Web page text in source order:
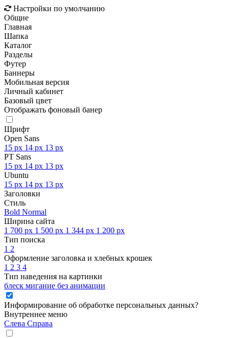
Настройки по умолчанию
Общие
Главная
Шапка
Каталог
Разделы
Футер
Баннеры
Мобильная версия
Личный кабинет
Базовый цвет
Отображать фоновый банер
Шрифт
Open Sans
15 px 14 px 13 px
PT Sans
15 px 14 px 13 px
Ubuntu
15 px 14 px 13 px
Заголовки
Стиль
Bold Normal
Ширина сайта
1 700 px 1 500 px 1 344 px 1 200 px
Тип поиска
1 2
Оформление заголовка и хлебных крошек
1 2 3 4
Тип наведения на картинки
блеск мигание без анимации
Информирование об обработке персональных данных?
Внутреннее меню
Слева Справа